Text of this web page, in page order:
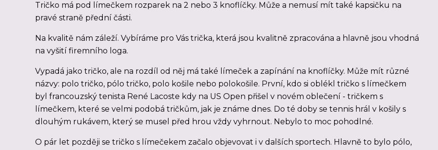
Tričko má pod límečkem rozparek na 2 nebo 3 knoflíčky. Může a nemusí mít také kapsičku na
pravé straně přední části.
Na kvalitě nám záleží. Vybíráme pro Vás trička, která jsou kvalitně zpracována a hlavně jsou vhodná
na vyšití firemního loga.
Vypadá jako tričko, ale na rozdíl od něj má také límeček a zapínání na knoflíčky. Může mít různé
názvy: polo tričko, pólo tričko, polo košile nebo polokošile. První, kdo si oblékl tričko s límečkem
byl francouzský tenista René Lacoste kdy na US Open přišel v novém oblečení - tričkem s
límečkem, které se velmi podobá tričkům, jak je známe dnes. Do té doby se tennis hrál v košily s
dlouhým rukávem, který se musel před hrou vždy vyhrnout. Nebylo to moc pohodlné.
O pár let později se tričko s límečekem začalo objevovat i v dalších sportech. Hlavně to bylo pólo,